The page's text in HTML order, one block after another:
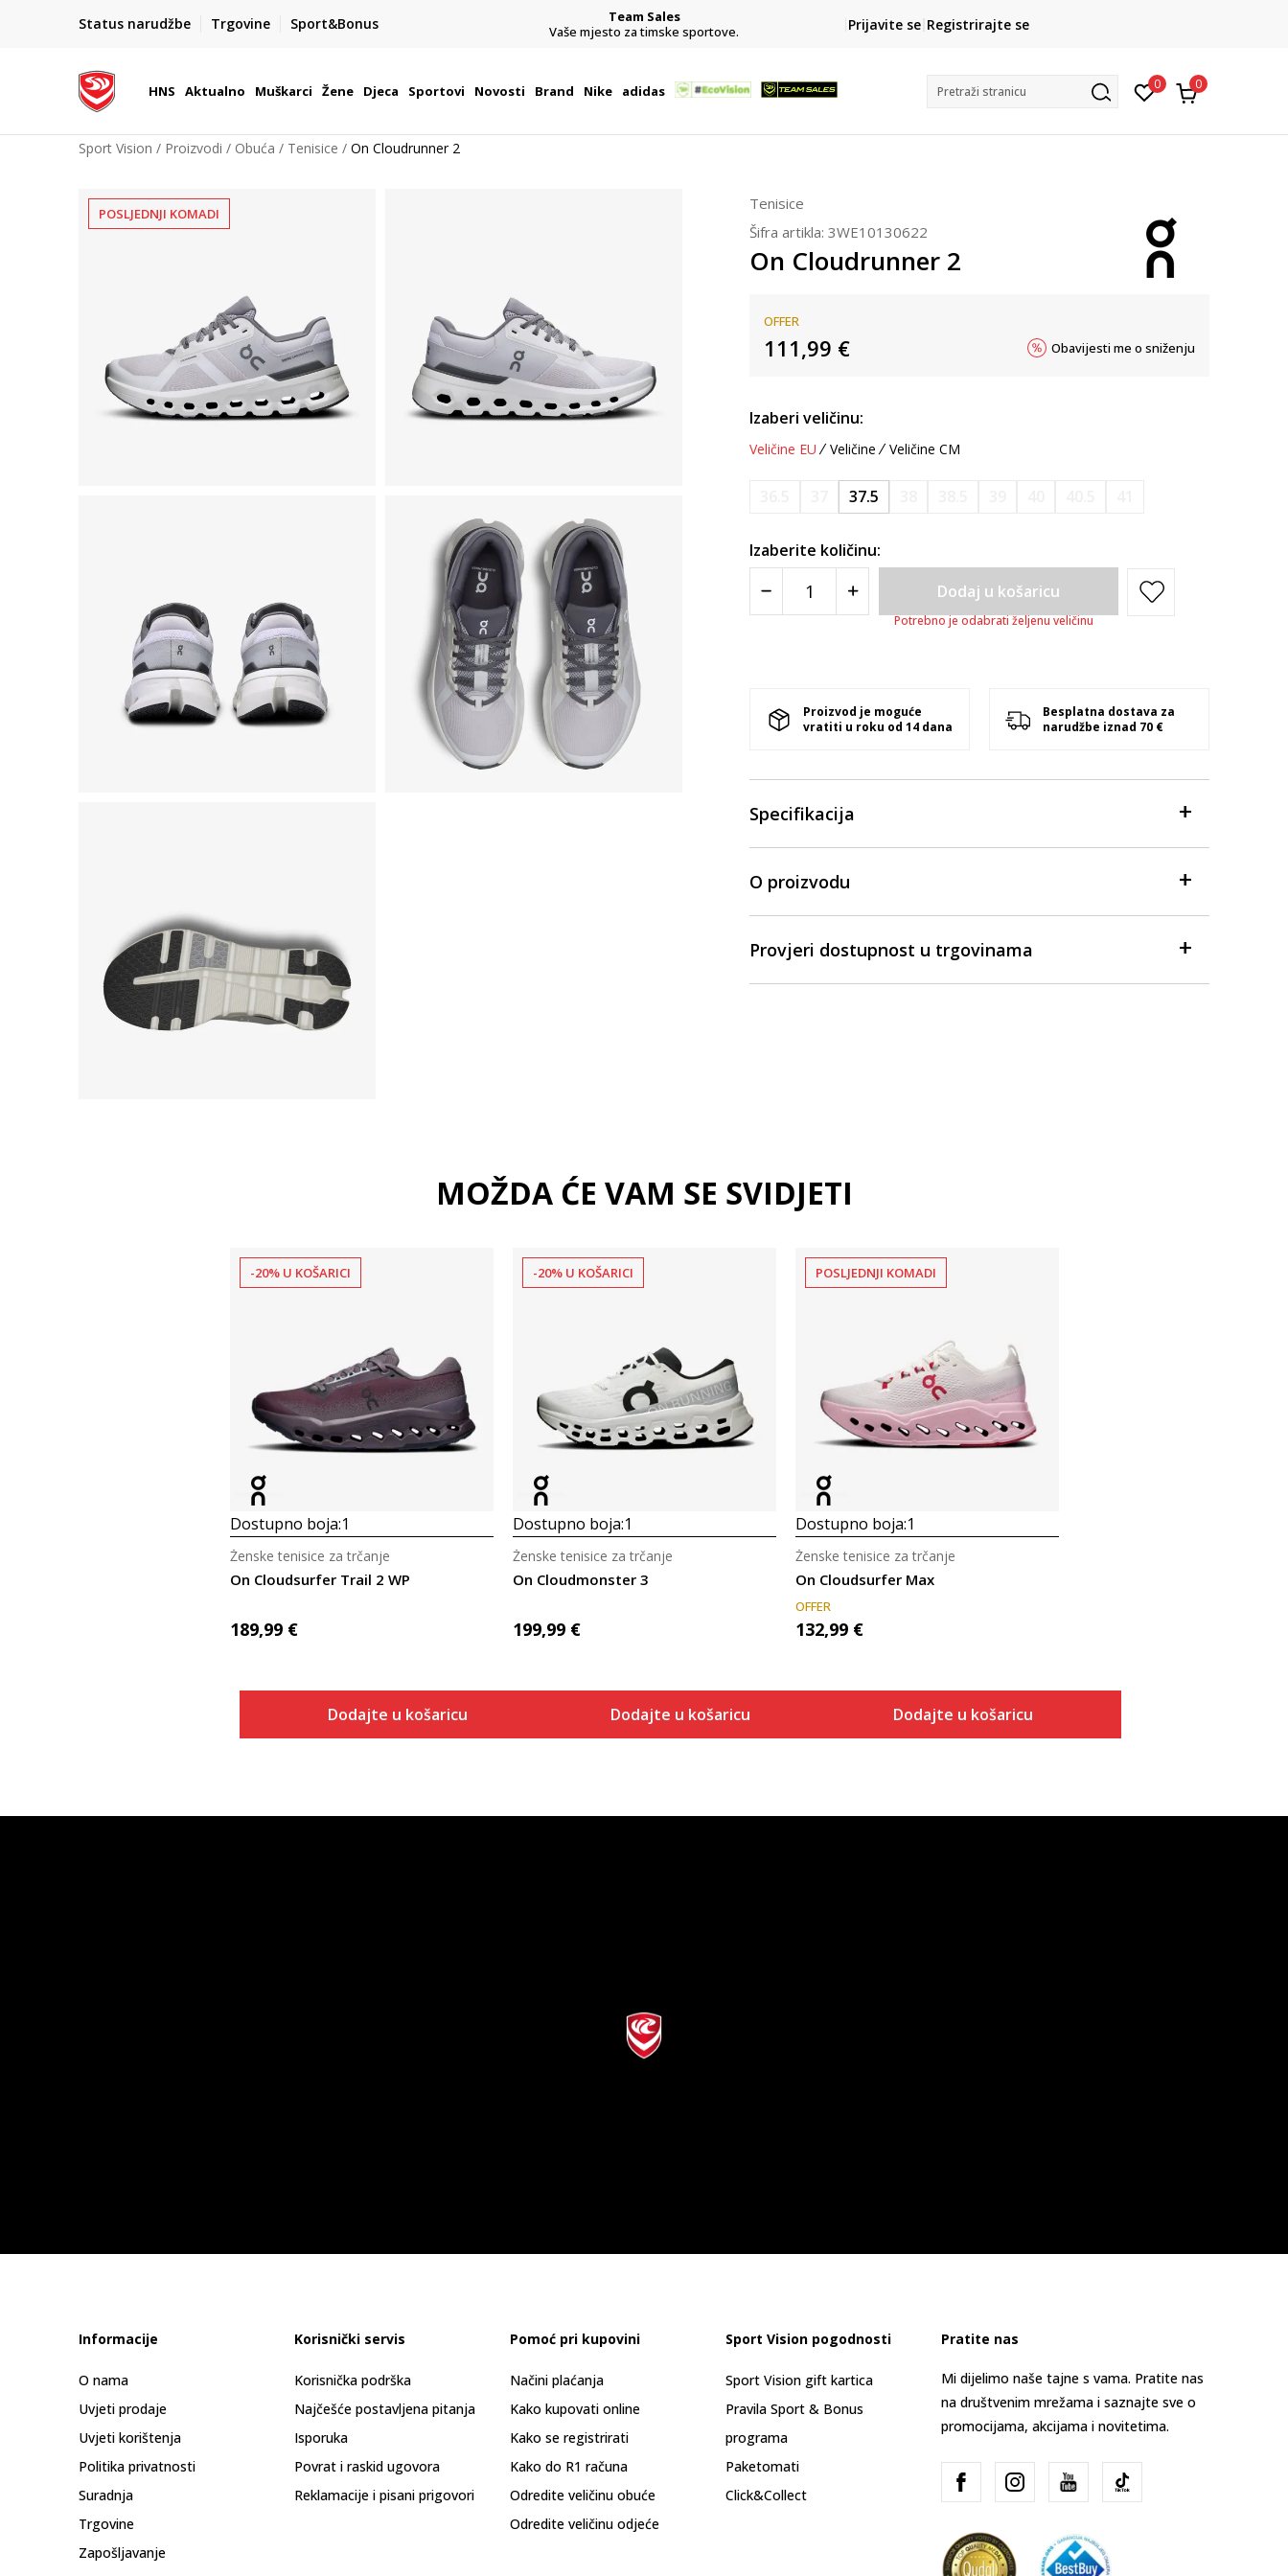
Status narudžbe Trgovine Sport&Bonus
BOX NOW
Dostava 1,50 €
| Više od 800 paketomata u Hrvatskoj
Team Sales
Vaše mjesto za timske sportove.
CLICK& COLLECT
besplatno preuzimanje u trgovini
Prijavite se Registrirajte se
HNS Aktualno Muškarci Žene Djeca Sportovi Novosti Brand Nike adidas Pretraži stranicu 0 0
Sport Vision Proizvodi Obuća Tenisice On Cloudrunner 2
POSLJEDNJI KOMADI
Tenisice
Šifra artikla: 3WE10130622
On Cloudrunner 2
OFFER
111,99 € Obavijesti me o sniženju
Izaberi veličinu:
Veličine EU Veličine Veličine CM
37.5
Izaberite količinu:
Dodaj u košaricu
Potrebno je odabrati željenu veličinu
Proizvod je moguće
vratiti u roku od 14 dana
Besplatna dostava za
narudžbe iznad 70 €
Specifikacija
O proizvodu
Provjeri dostupnost u trgovinama
MOŽDA ĆE VAM SE SVIDJETI
-20% U KOŠARICI
Dostupno boja:1
On Cloudsurfer Trail 2 WP
Ženske tenisice za trčanje
189,99 €
Dodajte u košaricu
-20% U KOŠARICI
Dostupno boja:1
On Cloudmonster 3
Ženske tenisice za trčanje
199,99 €
Dodajte u košaricu
POSLJEDNJI KOMADI
Dostupno boja:1
On Cloudsurfer Max
Ženske tenisice za trčanje
OFFER
132,99 €
Dodajte u košaricu
Informacije
O nama
Uvjeti prodaje
Uvjeti korištenja
Politika privatnosti
Suradnja
Trgovine
Zapošljavanje
Korisnički servis
Korisnička podrška
Najčešće postavljena pitanja
Isporuka
Povrat i raskid ugovora
Reklamacije i pisani prigovori
Pomoć pri kupovini
Načini plaćanja
Kako kupovati online
Kako se registrirati
Kako do R1 računa
Odredite veličinu obuće
Odredite veličinu odjeće
Sport Vision pogodnosti
Sport Vision gift kartica
Pravila Sport & Bonus
programa
Paketomati
Click&Collect
Pratite nas
Mi dijelimo naše tajne s vama. Pratite nas
na društvenim mrežama i saznajte sve o
promocijama, akcijama i novitetima.